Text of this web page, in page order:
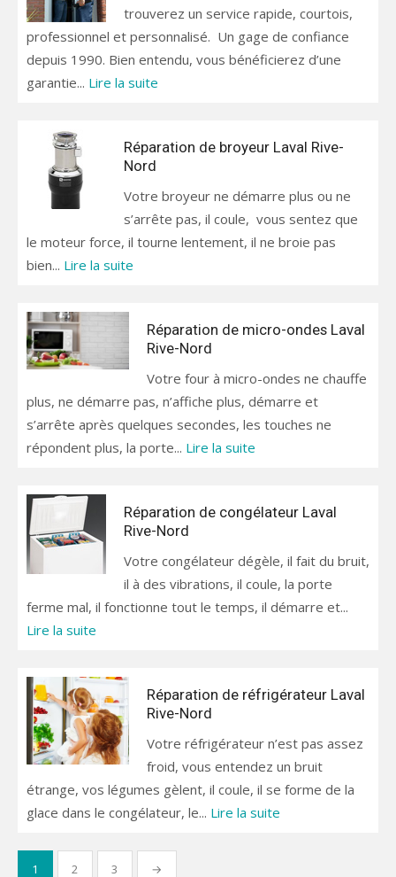
trouverez un service rapide, courtois,
professionnel et personnalisé. Un gage de confiance
depuis 1990. Bien entendu, vous bénéficierez d’une
garantie... Lire la suite
Réparation de broyeur Laval Rive-
Nord
Votre broyeur ne démarre plus ou ne
s’arrête pas, il coule, vous sentez que
le moteur force, il tourne lentement, il ne broie pas
bien... Lire la suite
Réparation de micro-ondes Laval
Rive-Nord
Votre four à micro-ondes ne chauffe
plus, ne démarre pas, n’affiche plus, démarre et
s’arrête après quelques secondes, les touches ne
répondent plus, la porte... Lire la suite
Réparation de congélateur Laval
Rive-Nord
Votre congélateur dégèle, il fait du bruit,
il à des vibrations, il coule, la porte
ferme mal, il fonctionne tout le temps, il démarre et...
Lire la suite
Réparation de réfrigérateur Laval
Rive-Nord
Votre réfrigérateur n’est pas assez
froid, vous entendez un bruit
étrange, vos légumes gèlent, il coule, il se forme de la
glace dans le congélateur, le... Lire la suite
Pagination
1 2 3 →